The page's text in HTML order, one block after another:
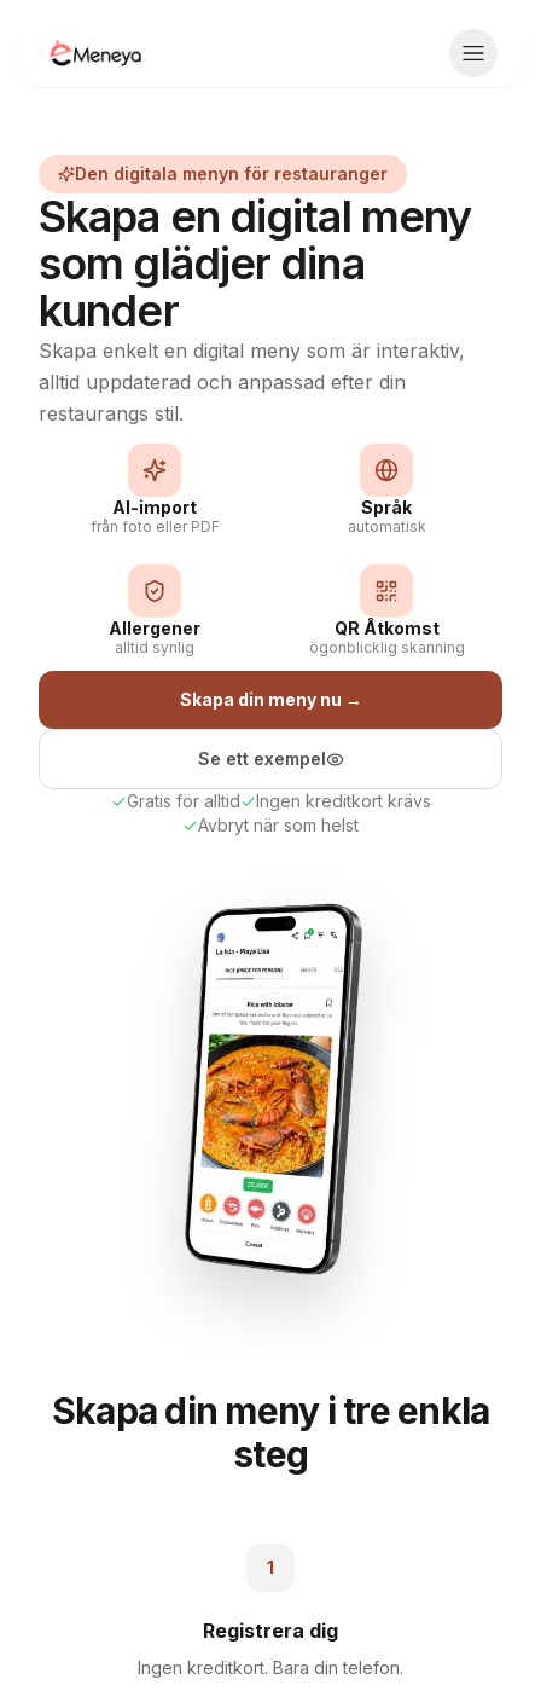
Toggle
Den digitala menyn för restauranger
Skapa en digital meny
som glädjer dina
kunder
Skapa enkelt en digital meny som är interaktiv,
alltid uppdaterad och anpassad efter din
restaurangs stil.
AI-import
från foto eller PDF
Språk
automatisk
Allergener
alltid synlig
QR Åtkomst
ögonblicklig skanning
Skapa din meny nu →
Se ett exempel
Gratis för alltid
Ingen kreditkort krävs
Avbryt när som helst
Skapa din meny i tre enkla
steg
1
Registrera dig
Ingen kreditkort. Bara din telefon.